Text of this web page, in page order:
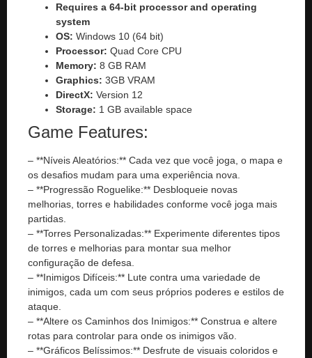
Requires a 64-bit processor and operating
system
OS: Windows 10 (64 bit)
Processor: Quad Core CPU
Memory: 8 GB RAM
Graphics: 3GB VRAM
DirectX: Version 12
Storage: 1 GB available space
Game Features:
– **Níveis Aleatórios:** Cada vez que você joga, o mapa e
os desafios mudam para uma experiência nova.
– **Progressão Roguelike:** Desbloqueie novas
melhorias, torres e habilidades conforme você joga mais
partidas.
– **Torres Personalizadas:** Experimente diferentes tipos
de torres e melhorias para montar sua melhor
configuração de defesa.
– **Inimigos Difíceis:** Lute contra uma variedade de
inimigos, cada um com seus próprios poderes e estilos de
ataque.
– **Altere os Caminhos dos Inimigos:** Construa e altere
rotas para controlar para onde os inimigos vão.
– **Gráficos Belíssimos:** Desfrute de visuais coloridos e